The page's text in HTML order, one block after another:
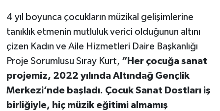
4 yıl boyunca çocukların müzikal gelişimlerine
tanıklık etmenin mutluluk verici olduğunun altını
çizen Kadın ve Aile Hizmetleri Daire Başkanlığı
Proje Sorumlusu Sıray Kurt, “Her çocuğa sanat
projemiz, 2022 yılında Altındağ Gençlik
Merkezi’nde başladı. Çocuk Sanat Dostları iş
birliğiyle, hiç müzik eğitimi almamış